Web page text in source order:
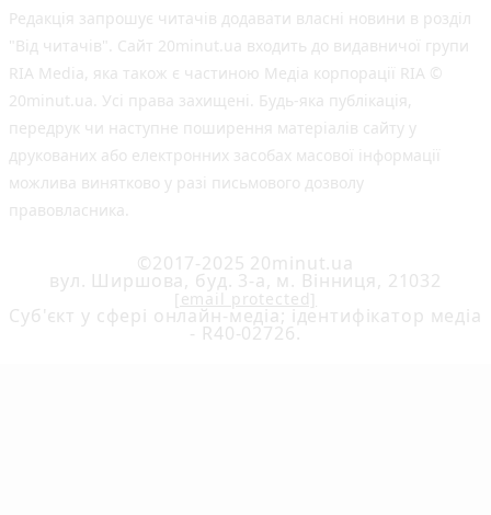
Редакція запрошує читачів додавати власні новини в розділ
"Від читачів". Сайт 20minut.ua входить до видавничої групи
RIA Media, яка також є частиною Медіа корпорації RIA ©
20minut.ua. Усі права захищені. Будь-яка публiкацiя,
передрук чи наступне поширення матеріалів сайту у
друкованих або електронних засобах масової інформації
можлива винятково у разі письмового дозволу
правовласника.
©2017-2025 20minut.ua
вул. Ширшова, буд. 3-а, м. Вінниця, 21032
[email protected]
Cуб'єкт у сфері онлайн-медіа; ідентифікатор медіа
- R40-02726.